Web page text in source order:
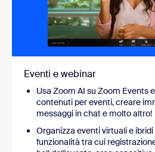
Eventi e webinar
Usa Zoom AI su Zoom Events
contenuti per eventi, creare
messaggi in chat e molto altro!
Organizza eventi virtuali e
funzionalità tra cui